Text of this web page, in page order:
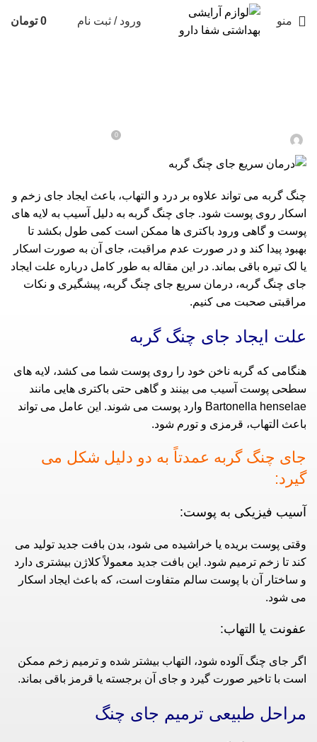
منو ورود / ثبت نام 0 تومان
0
چنگ گربه می‌ تواند علاوه بر درد و التهاب، باعث ایجاد جای زخم و
اسکار روی پوست شود. جای چنگ گربه به دلیل آسیب به لایه‌ های
پوست و گاهی ورود باکتری‌ ها ممکن است کمی طول بکشد تا
بهبود پیدا کند و در صورت عدم مراقبت، جای آن به صورت اسکار
یا لک تیره باقی بماند. در این مقاله به طور کامل درباره علت ایجاد
جای چنگ گربه، درمان سریع جای چنگ گربه، پیشگیری و نکات
مراقبتی صحبت می‌ کنیم.
علت ایجاد جای چنگ گربه
هنگامی که گربه ناخن خود را روی پوست شما می‌ کشد، لایه‌ های
سطحی پوست آسیب می‌ بینند و گاهی حتی باکتری‌ هایی مانند
Bartonella henselae وارد پوست می‌ شوند. این عامل می‌ تواند
باعث التهاب، قرمزی و تورم شود.
جای چنگ گربه عمدتاً به دو دلیل شکل می‌
گیرد:
آسیب فیزیکی به پوست:
وقتی پوست بریده یا خراشیده می‌ شود، بدن بافت جدید تولید می‌
کند تا زخم ترمیم شود. این بافت جدید معمولاً کلاژن بیشتری دارد
و ساختار آن با پوست سالم متفاوت است، که باعث ایجاد اسکار
می‌ شود.
عفونت یا التهاب:
اگر جای چنگ آلوده شود، التهاب بیشتر شده و ترمیم زخم ممکن
است با تاخیر صورت گیرد و جای آن برجسته یا قرمز باقی بماند.
مراحل طبیعی ترمیم جای چنگ